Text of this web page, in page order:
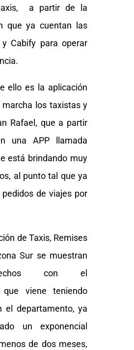
a partir de la
que ya cuentan las
Cabify para operar
ello es la aplicación
marcha los taxistas y
Rafael, que a partir
una APP llamada
está brindando muy
al punto tal que ya
de viajes por
de Taxis, Remises
Sur se muestran
con el
que viene teniendo
el departamento, ya
un exponencial
de dos meses,